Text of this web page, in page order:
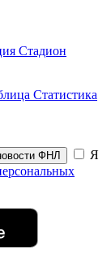
Стадион
Статистика
ФНЛ
Я